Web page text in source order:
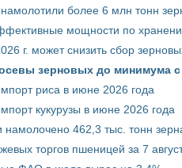
более 6 млн тонн
мощности по
г. может снизить сбор
зерновых до минимума
риса в июне 2026 года
кукурузы в июне 2026 года
намолочено 462,3 тыс. тонн
торгов пшеницей за 7